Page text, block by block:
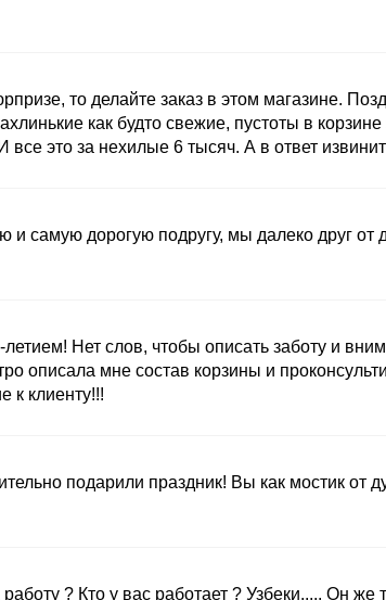
то делайте заказ в этом магазине.
как будто свежие, пустоты в
это за нехилые 6 тысяч. А в ответ
самую дорогую подругу, мы далеко друг от
Нет слов, чтобы описать заботу и
описала мне состав корзины и
к клиенту!!!
подарили праздник! Вы как мостик от
? Кто у вас работает ? Узбеки..... Он же